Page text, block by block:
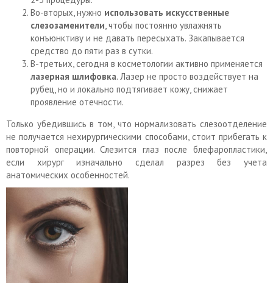
Во-вторых, нужно использовать искусственные
слезозаменители, чтобы постоянно увлажнять
конъюнктиву и не давать пересыхать. Закапывается
средство до пяти раз в сутки.
В-третьих, сегодня в косметологии активно применяется
лазерная шлифовка. Лазер не просто воздействует на
рубец, но и локально подтягивает кожу, снижает
проявление отечности.
Только убедившись в том, что нормализовать слезоотделение
не получается нехирургическими способами, стоит прибегать к
повторной операции. Слезится глаз после блефаропластики,
если хирург изначально сделал разрез без учета
анатомических особенностей.